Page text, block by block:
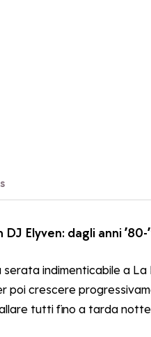
Elyven: dagli anni
indimenticabile a
poi crescere
tutti fino a tarda